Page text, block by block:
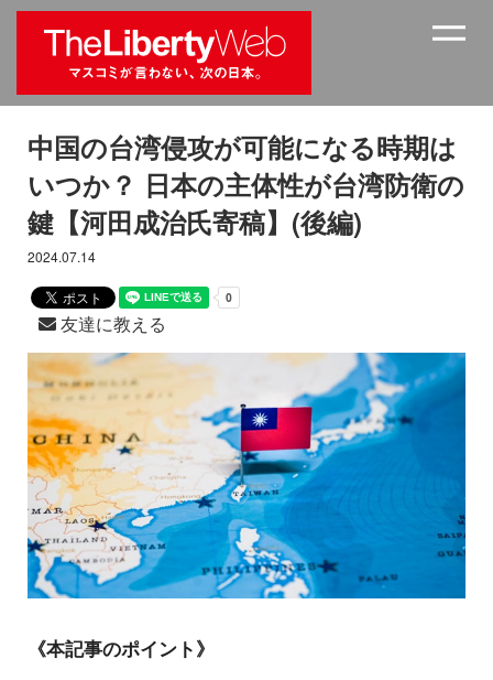
中国の台湾侵攻が可能になる時期は
いつか？ 日本の主体性が台湾防衛の
鍵【河田成治氏寄稿】(後編)
2024.07.14
友達に教える
《本記事のポイント》